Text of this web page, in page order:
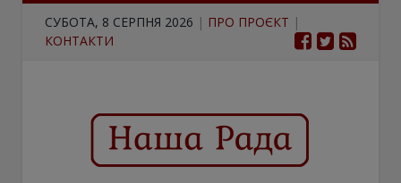
СУБОТА, 8 СЕРПНЯ 2026 | ПРО ПРОЄКТ |
КОНТАКТИ